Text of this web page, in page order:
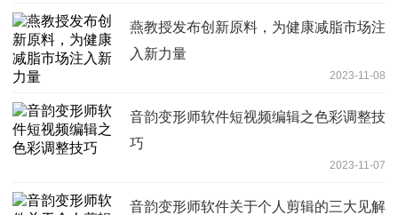
燕教授发布创新原料，为健康减脂市场注
入新力量
2023-11-08
音韵变形师软件短视频编辑之色彩调整技
巧
2023-11-07
音韵变形师软件关于个人剪辑的三大见解